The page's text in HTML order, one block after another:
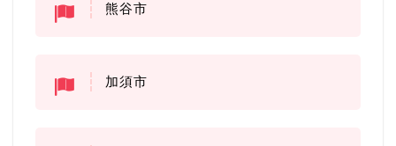
熊谷市
加須市